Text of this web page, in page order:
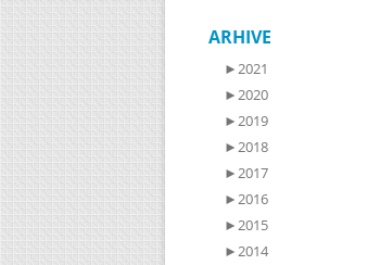
ARHIVE
►2021
►2020
►2019
►2018
►2017
►2016
►2015
►2014